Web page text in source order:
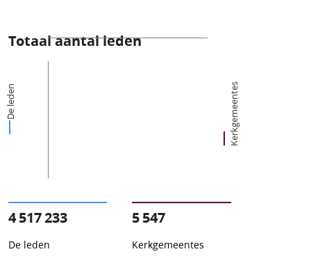
Totaal aantal leden
De leden Kerkgemeentes
4 517 233
De leden
5 547
Kerkgemeentes